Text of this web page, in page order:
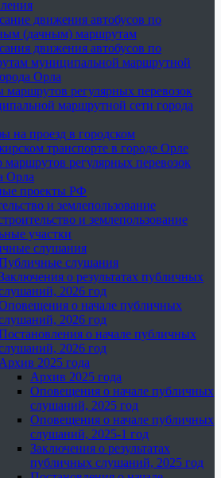
движения автобусов по
(дачным) маршрутам
движения автобусов по
муниципальной маршрутной
Орла
регулярных перевозок
маршрутной сети города
на проезд в городском
транспорте в городе Орле
маршрутов регулярных перевозок
Орла
проекты РФ
и землепользование
и землепользование
участки
слушания
слушания
о результатах публичных
2026 год
о начале публичных
2026 год
о начале публичных
2026 год
Архив 2025 года
Архив 2025 года
Оповещения о начале публичных
слушаний, 2025 год
Оповещения о начале публичных
слушаний, 2025-1 год
Заключения о результатах
публичных слушаний, 2025 год